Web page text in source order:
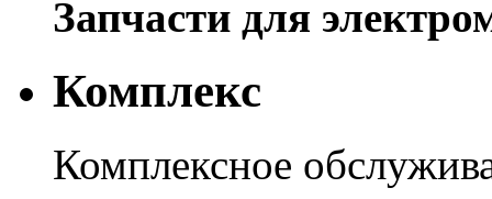
Запчасти для
Комплекс
Комплексное